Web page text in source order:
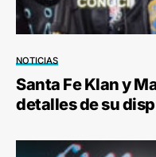
NOTICIAS
Santa Fe Klan y
detalles de su